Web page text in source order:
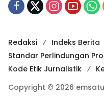
Redaksi Indeks Berita
Standar Perlindungan
Kode Etik Jurnalistik
Copyright © 2026